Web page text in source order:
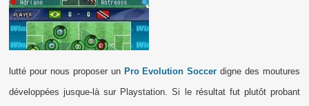
lutté pour nous proposer un Pro Evolution Soccer digne des moutures
développées jusque-là sur Playstation. Si le résultat fut plutôt probant